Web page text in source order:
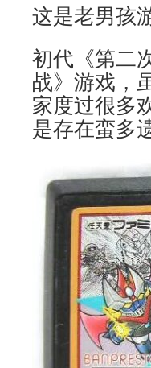
这是老男孩
初代《第二
战》游戏，
家度过很多
是存在蛮多